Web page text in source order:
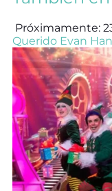
Próximamente:
Querido Evan